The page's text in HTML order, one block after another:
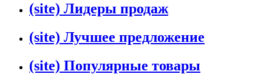
(site) Лидеры продаж
(site) Лучшее предложение
(site) Популярные товары